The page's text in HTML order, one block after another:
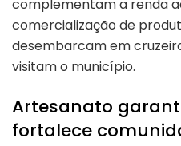
complementam a renda
comercialização de
desembarcam em
visitam o município.
Artesanato
fortalece